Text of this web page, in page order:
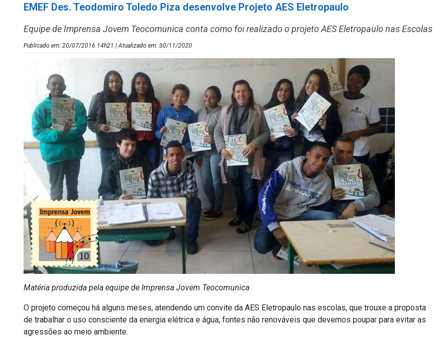
EMEF Des. Teodomiro Toledo Piza desenvolve Projeto AES Eletropaulo
Equipe de Imprensa Jovem Teocomunica conta como foi realizado o projeto AES Eletropaulo nas Escolas
Publicado em: 20/07/2016 14h21 | Atualizado em: 30/11/2020
Matéria produzida pela equipe de Imprensa Jovem Teocomunica
O projeto começou há alguns meses, atendendo um convite da AES Eletropaulo nas escolas, que trouxe a proposta
de trabalhar o uso consciente da energia elétrica e água, fontes não renováveis que devemos poupar para evitar as
agressões ao meio ambiente.